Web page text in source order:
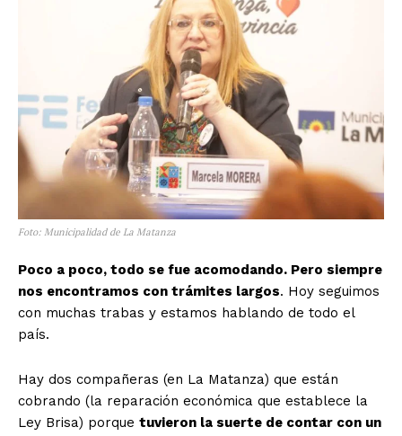
Foto: Municipalidad de La Matanza
Poco a poco, todo se fue acomodando. Pero siempre
nos encontramos con trámites largos. Hoy seguimos
con muchas trabas y estamos hablando de todo el
país.
Hay dos compañeras (en La Matanza) que están
cobrando (la reparación económica que establece la
Ley Brisa) porque tuvieron la suerte de contar con un